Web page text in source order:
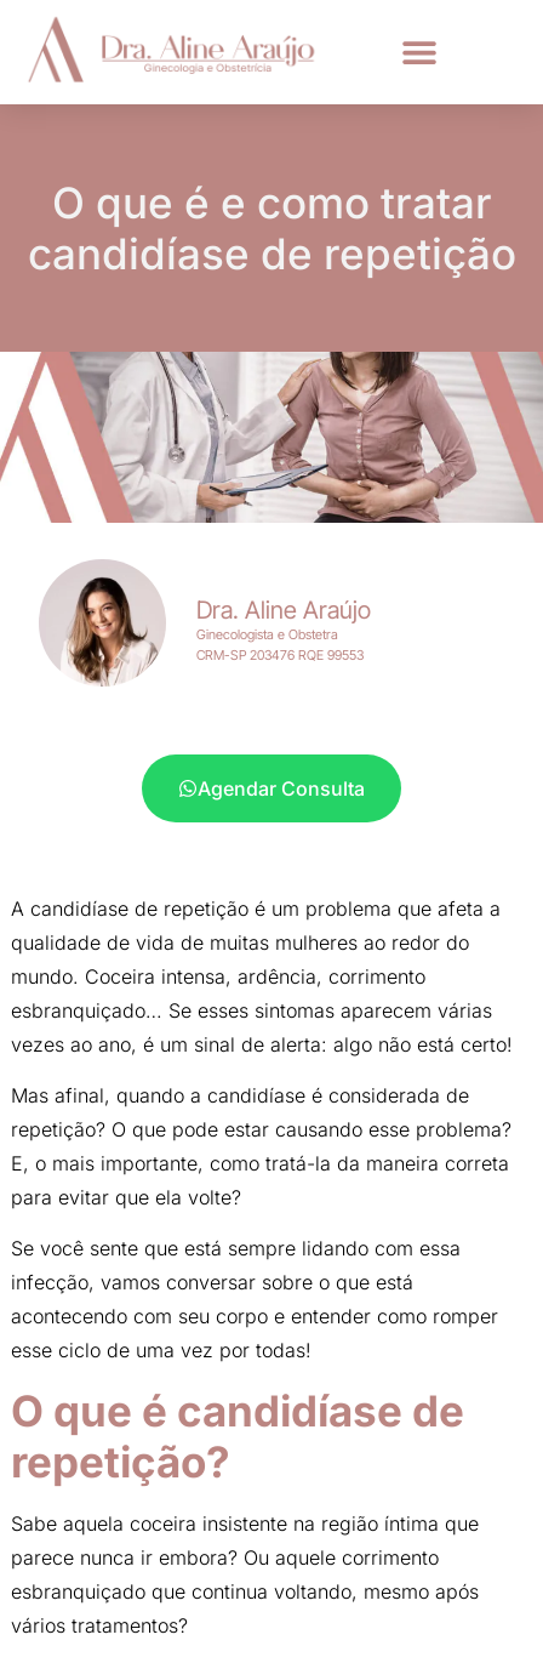
O que é e como tratar
candidíase de repetição
Dra. Aline Araújo
Ginecologista e Obstetra
CRM-SP 203476 RQE 99553
Agendar Consulta
A candidíase de repetição é um problema que afeta a
qualidade de vida de muitas mulheres ao redor do
mundo. Coceira intensa, ardência, corrimento
esbranquiçado… Se esses sintomas aparecem várias
vezes ao ano, é um sinal de alerta: algo não está certo!
Mas afinal, quando a candidíase é considerada de
repetição? O que pode estar causando esse problema?
E, o mais importante, como tratá-la da maneira correta
para evitar que ela volte?
Se você sente que está sempre lidando com essa
infecção, vamos conversar sobre o que está
acontecendo com seu corpo e entender como romper
esse ciclo de uma vez por todas!
O que é candidíase de
repetição?
Sabe aquela coceira insistente na região íntima que
parece nunca ir embora? Ou aquele corrimento
esbranquiçado que continua voltando, mesmo após
vários tratamentos?